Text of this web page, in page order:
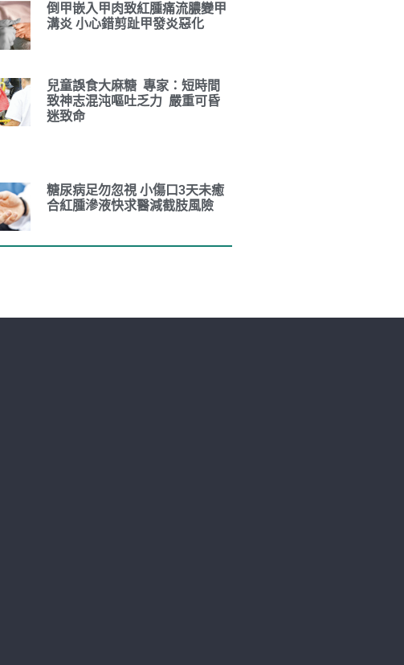
倒甲嵌入甲肉致紅腫痛流膿變甲
溝炎 小心錯剪趾甲發炎惡化
兒童誤食大麻糖 專家：短時間
致神志混沌嘔吐乏力 嚴重可昏
迷致命
糖尿病足勿忽視 小傷口3天未癒
合紅腫滲液快求醫減截肢風險